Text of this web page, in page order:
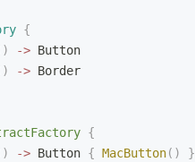
{
-> Button
-> Border
{
-> Button { MacButton()
}